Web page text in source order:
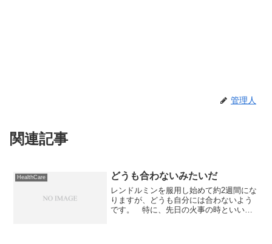
管理人
関連記事
HealthCare どうも合わないみたいだ
レンドルミンを服用し始めて約2週間にな
りますが、どうも自分には合わないよう
です。 特に、先日の火事の時といい、